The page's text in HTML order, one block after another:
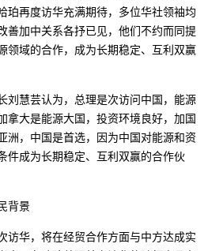
珀再度访华充满期待，多位华社领袖均
善加中关系各抒已见，他们不约而同提
领域的合作，成为长期稳定、互利双赢
刘慧芸认为，总理是次访问中国，能源
拿大是能源大国，投资环境良好，加国
洲，中国是首选，因为中国对能源和资
件成为长期稳定、互利双赢的合作伙
背景
访华，将在经贸合作方面与中方达成实